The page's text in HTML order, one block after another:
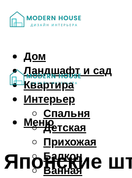
Дом
Ландшафт и сад
Квартира
Интерьер
Спальня
Детская
Прихожая
Балкон
Ванная
Меню
Японские